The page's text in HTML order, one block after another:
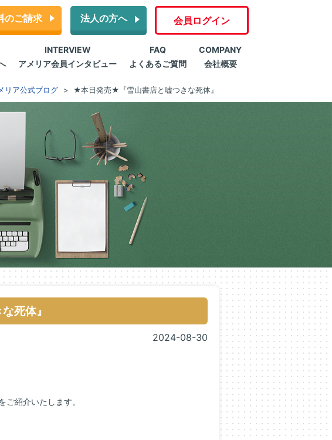
のご請求 法人の方へ 会員ログイン
INTERVIEW
アメリア会員インタビュー
FAQ
よくあるご質問
COMPANY
会社概要
リア公式ブログ ★本日発売★『雪山書店と嘘つきな死体』
死体』
2024-08-30
ご紹介いたします。